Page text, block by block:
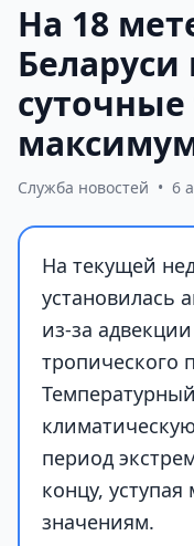
На 18
Служба новостей • 6
На текущей
установилась
из-за
тропического
период
концу,
значениям.